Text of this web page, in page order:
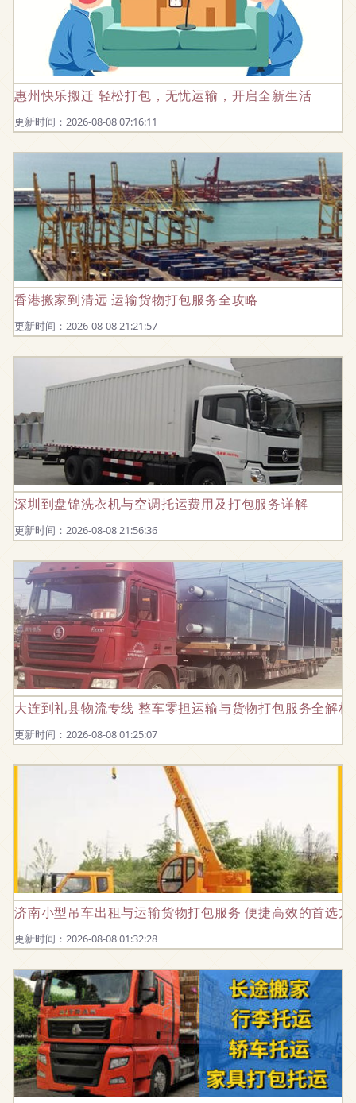
惠州快乐搬迁 轻松打包，无忧运输，开启全新生活
更新时间：2026-08-08 07:16:11
香港搬家到清远 运输货物打包服务全攻略
更新时间：2026-08-08 21:21:57
深圳到盘锦洗衣机与空调托运费用及打包服务详解
更新时间：2026-08-08 21:56:36
大连到礼县物流专线 整车零担运输与货物打包服务全解析
更新时间：2026-08-08 01:25:07
济南小型吊车出租与运输货物打包服务 便捷高效的首选方
更新时间：2026-08-08 01:32:28